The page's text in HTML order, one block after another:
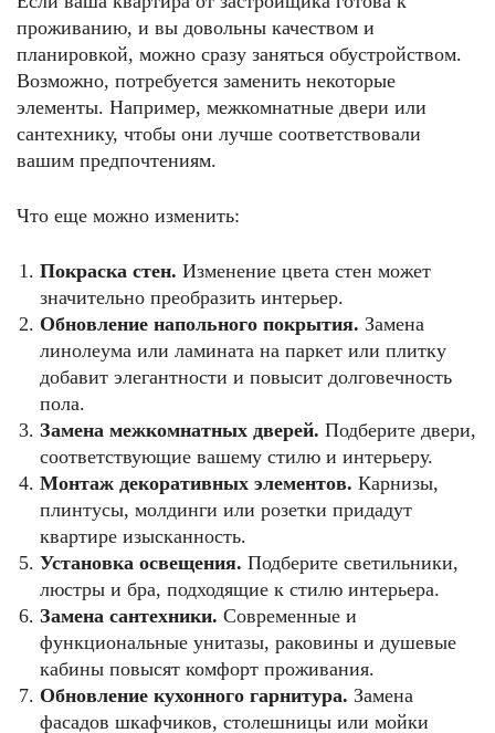
проживанию, и вы довольны качеством и
планировкой, можно сразу заняться обустройством.
Возможно, потребуется заменить некоторые
элементы. Например, межкомнатные двери или
сантехнику, чтобы они лучше соответствовали
вашим предпочтениям.
Что еще можно изменить:
Покраска стен. Изменение цвета стен может
значительно преобразить интерьер.
Обновление напольного покрытия. Замена
линолеума или ламината на паркет или плитку
добавит элегантности и повысит долговечность
пола.
Замена межкомнатных дверей. Подберите двери,
соответствующие вашему стилю и интерьеру.
Монтаж декоративных элементов. Карнизы,
плинтусы, молдинги или розетки придадут
квартире изысканность.
Установка освещения. Подберите светильники,
люстры и бра, подходящие к стилю интерьера.
Замена сантехники. Современные и
функциональные унитазы, раковины и душевые
кабины повысят комфорт проживания.
Обновление кухонного гарнитура. Замена
фасадов шкафчиков, столешницы или мойки